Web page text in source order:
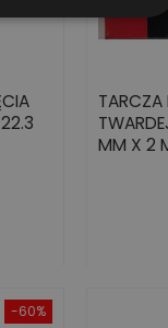
TARCZA
MM X 2
-60%